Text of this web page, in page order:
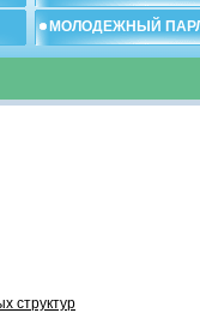
МОЛОДЕЖНЫЙ
структур